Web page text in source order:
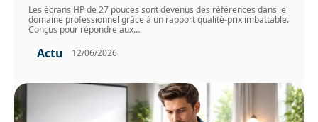
Les écrans HP de 27 pouces sont devenus des références dans le
domaine professionnel grâce à un rapport qualité-prix imbattable.
Conçus pour répondre aux…
Actu 12/06/2026